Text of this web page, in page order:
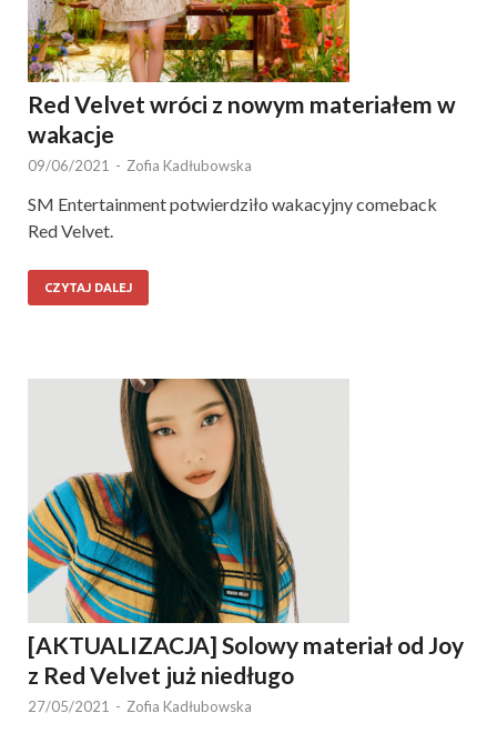
Red Velvet wróci z nowym materiałem w
wakacje
09/06/2021 - Zofia Kadłubowska
SM Entertainment potwierdziło wakacyjny comeback
Red Velvet.
CZYTAJ DALEJ
[AKTUALIZACJA] Solowy materiał od Joy
z Red Velvet już niedługo
27/05/2021 - Zofia Kadłubowska